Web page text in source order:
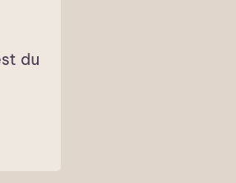
du